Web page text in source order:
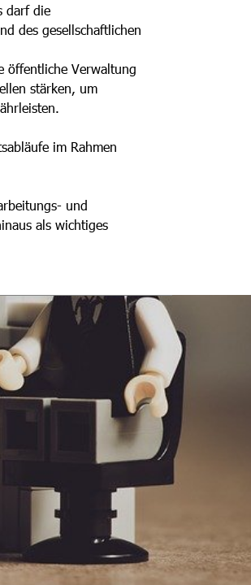
darf die
des gesellschaftlichen
öffentliche Verwaltung
stärken, um
im Rahmen
und
als wichtiges